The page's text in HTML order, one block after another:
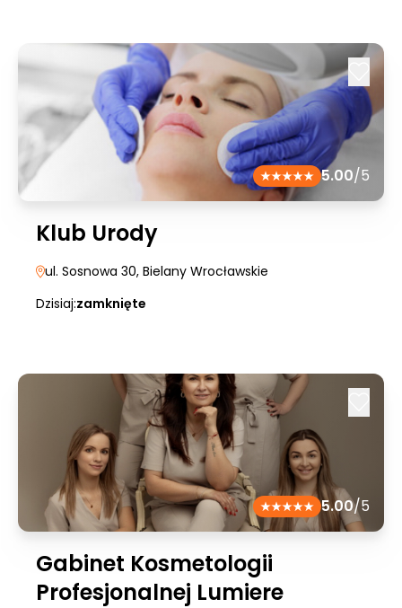
5.00/5
Klub Urody
ul. Sosnowa 30, Bielany Wrocławskie
Dzisiaj:zamknięte
5.00/5
Gabinet Kosmetologii
Profesjonalnej Lumiere